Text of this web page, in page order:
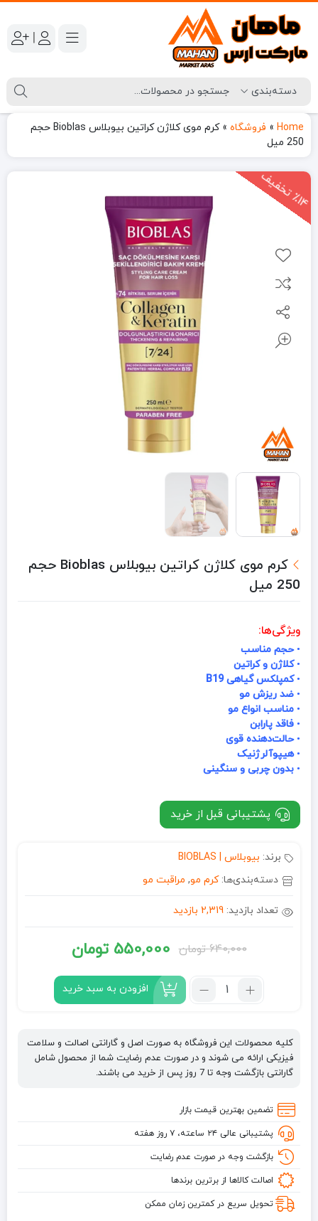
|
Home
» فروشگاه »
کرم موی کلاژن کراتین بیوبلاس Bioblas حجم
250 میل
٪1
4
ت
خ
ف
یف
کرم موی کلاژن کراتین بیوبلاس Bioblas حجم
250 میل
ویژگی‌ها:
•حجم مناسب
•کلاژن و کراتین
•کمپلکس گیاهی B19
• ضد ریزش مو
• مناسب انواع مو
• فاقد پارابن
•حالت‌دهنده قوی
•هیپوآلرژنیک
• بدون چربی و سنگینی
پشتیبانی قبل از خرید
برند: بیوبلاس | BIOBLAS
دسته‌بندی‌ها:کرم مو, مراقبت مو
تعداد بازدید: 2,319 بازدید
640,000 تومان
قیمت
اصلی:
640,000 تومان
550,000 تومان قیمت
فعلی:
550,000 تومان.
تعداد:
کلاژن
کراتین
بیوبلاس
حجم
250
میل
افزودن به سبد خرید
کلیه محصولات این فروشگاه به صورت اصل و گارانتی اصالت و سلامت
فیزیکی ارائه می شوند و در صورت عدم رضایت شما از محصول شامل
گارانتی بازگشت وجه تا 7 روز پس از خرید می باشند.
تضمین بهترین قیمت بازار
پشتیبانی عالی ۲۴ ساعته، ۷ روز هفته
بازگشت وجه در صورت عدم رضایت
اصالت کالاها از برترین برندها
تحویل سریع در کمترین زمان ممکن